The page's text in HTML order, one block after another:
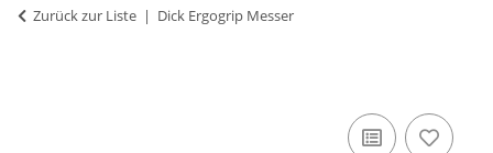
Zurück zur Liste Dick Ergogrip Messer